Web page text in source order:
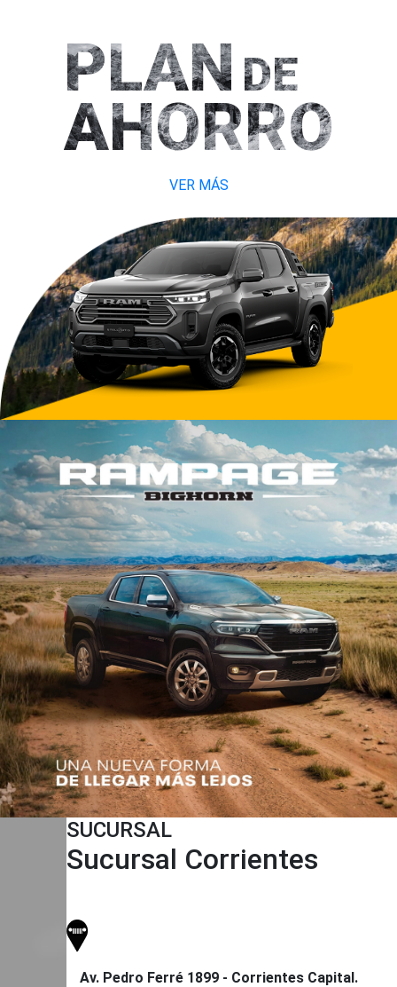
PLAN DE
AHORRO
VER MÁS
SUCURSAL
Sucursal Corrientes
Av. Pedro Ferré 1899 - Corrientes Capital.